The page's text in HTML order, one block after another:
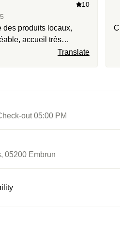
10
des produits locaux,
accueil très
un lieu magnifique.Translate
out 05:00 PM
05200 Embrun